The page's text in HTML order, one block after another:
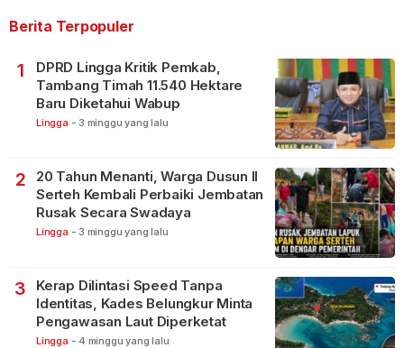
Berita Terpopuler
1
DPRD Lingga Kritik Pemkab,
Tambang Timah 11.540 Hektare
Baru Diketahui Wabup
Lingga - 3 minggu yang lalu
2
20 Tahun Menanti, Warga Dusun II
Serteh Kembali Perbaiki Jembatan
Rusak Secara Swadaya
Lingga - 3 minggu yang lalu
3
Kerap Dilintasi Speed Tanpa
Identitas, Kades Belungkur Minta
Pengawasan Laut Diperketat
Lingga - 4 minggu yang lalu